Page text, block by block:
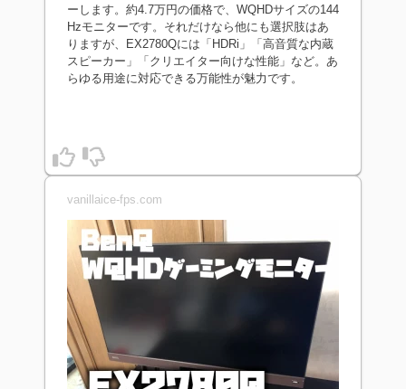
ーします。約4.7万円の価格で、WQHDサイズの144
Hzモニターです。それだけなら他にも選択肢はあ
りますが、EX2780Qには「HDRi」「高音質な内蔵
スピーカー」「クリエイター向けな性能」など。あ
らゆる用途に対応できる万能性が魅力です。
vanillaice-fps.com